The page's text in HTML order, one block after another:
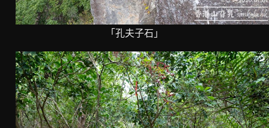
「孔夫子石」